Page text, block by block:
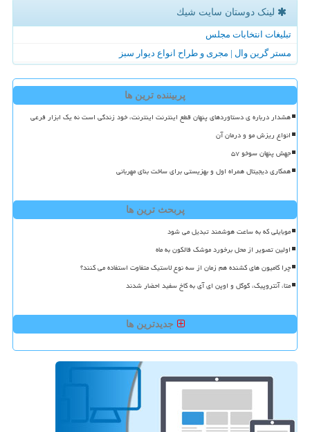
لینک دوستان سایت شیك
تبلیغات انتخابات مجلس
مستر گرین وال | مجری و طراح انواع دیوار سبز
پربیننده ترین ها
هشدار درباره ی دستاوردهای پنهان قطع اینترنت اینترنت، خود زندگی است نه یک ابزار فرعی
انواع ریزش مو و درمان آن
جهش پنهان سوخو ۵۷
همکاری دیجیتال همراه اول و بهزیستی برای ساخت بنای مهربانی
پربحث ترین ها
موبایلی که به ساعت هوشمند تبدیل می شود
اولین تصویر از محل برخورد موشک فالکون به ماه
چرا کامیون های کشنده هم زمان از سه نوع لاستیک متفاوت استفاده می کنند؟
متا، آنتروپیک، گوگل و اوپن ای آی به کاخ سفید احضار شدند
جدیدترین ها